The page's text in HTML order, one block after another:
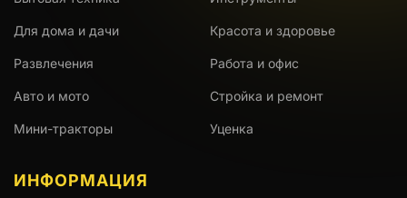
Для дома и дачи Красота и здоровье
Развлечения Работа и офис
Авто и мото Стройка и ремонт
Мини-тракторы Уценка
ИНФОРМАЦИЯ